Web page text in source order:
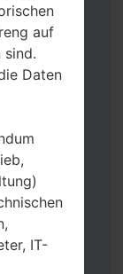
Datei
Firmware-
Firmware-
auf
sind.
Daten
IT-